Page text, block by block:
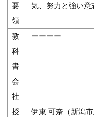
要
領
気、努力と強い意
教
科
書
会
社
ーーーー
授
伊東 可奈（新潟市